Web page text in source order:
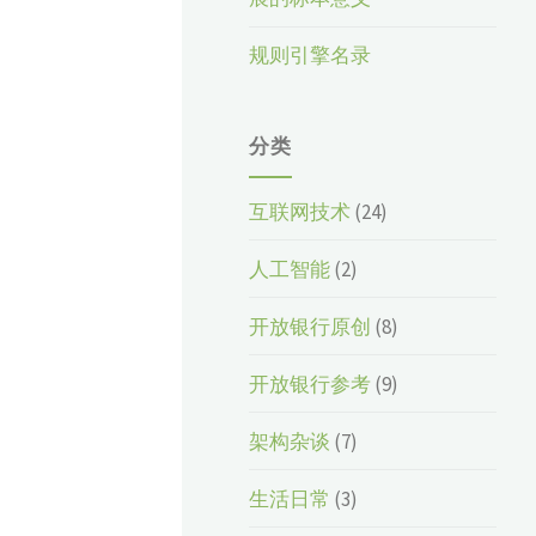
规则引擎名录
分类
互联网技术(24)
人工智能(2)
开放银行原创 (8)
开放银行参考(9)
架构杂谈 (7)
生活日常 (3)